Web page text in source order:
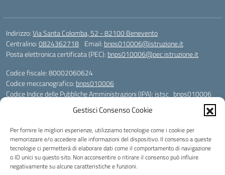
Gestisci Consenso Cookie
Per fornire le migliori esperienze, utilizziamo tecnologie come i cookie per
memorizzare e/o accedere alle informazioni del dispositivo. Il consenso a queste
tecnologie ci permetterà di elaborare dati come il comportamento di navigazione
o ID unici su questo sito. Non acconsentire o ritirare il consenso può influire
negativamente su alcune caratteristiche e funzioni.
Indirizzo:Via Santa Colomba, 52 - 82100 Benevento
Centralino:0824362718 Email: bnps010006@istruzione.it
Posta elettronica certificata (PEC): bnps010006@pec.istruzione.it
Codice fiscale: 80002060624
Codice meccanografico: bnps010006
Codice Indice delle Pubbliche Amministrazioni (IPA): istsc_bnps010006
Codice Univoco per le fatture elettroniche: UFHWS5
Liceo Scientifico "Gaetano Rummo"
Conto Corrente Bancario (C.C.B.):
IT17 H 03069 15003 100000046036